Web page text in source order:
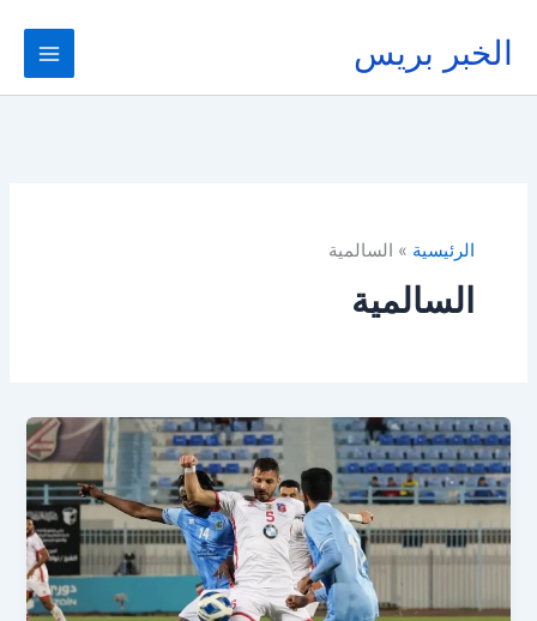
المحتوى
الخبر بريس
الرئيسية السالمية
السالمية